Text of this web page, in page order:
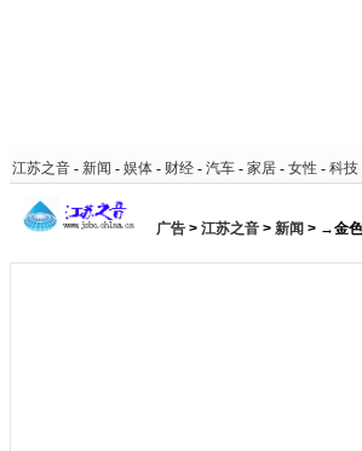
江苏之音 - 新闻 - 娱体 - 财经 - 汽车 - 家居 - 女性 - 科技
广告 > 江苏之音 > 新闻 > →金